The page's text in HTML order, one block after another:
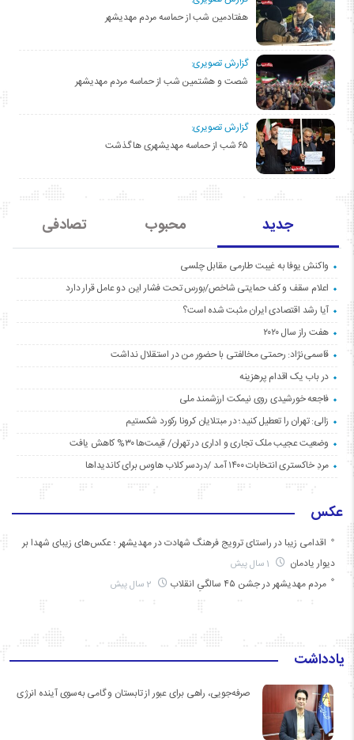
هفتادمین شب از حماسه مردم مهدیشهر
گزارش تصویری:
شصت و هشتمین شب از حماسه مردم مهدیشهر
گزارش تصویری:
۶۵ شب از حماسه مهدیشهری ها گذشت
جدید محبوب تصادفی
واکنش یوفا به غیبت طارمی مقابل چلسی
اعلام سقف و کف حمایتی شاخص/بورس تحت فشار این دو عامل قرار دارد
آیا رشد اقتصادی ایران مثبت شده است؟
هفت راز سال ۲۰۲۰
قاسمی‌نژاد: رحمتی مخالفتی با حضور من در استقلال نداشت
در باب یک اقدام پرهزینه
فاجعه خورشیدی روی نیمکت ارزشمند ملی
زالی: تهران را تعطیل کنید؛ در مبتلایان کرونا رکورد شکستیم
وضعیت عجیب ملک تجاری و اداری در تهران/ قیمت‌ها ۳۰% کاهش یافت
مردِ خاکستری انتخابات ۱۴۰۰ آمد /دردسر کلاب هاوس برای کاندیداها
عکس
اقدامی زیبا در راستای ترویج فرهنگ شهادت در مهدیشهر ؛ عکس‌های زیبای شهدا بر
دیوار یادمان
مردم مهدیشهر در جشن ۴۵ سالگیِ انقلاب
یادداشت
صرفه‌جویی، راهی برای عبور از تابستان و گامی به‌سوی آینده انرژی